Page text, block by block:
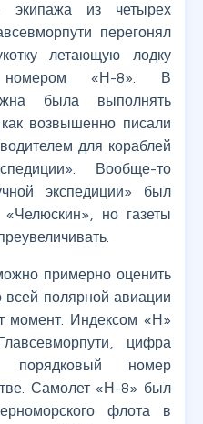
экипажа из четырех
перегонял
летающую лодку
номером «Н-8». В
была выполнять
возвышенно писали
для кораблей
Вообще-то
экспедиции» был
но газеты
примерно оценить
всей полярной авиации
момент. Индексом «Н»
цифра
порядковый номер
Самолет «Н-8» был
флота в